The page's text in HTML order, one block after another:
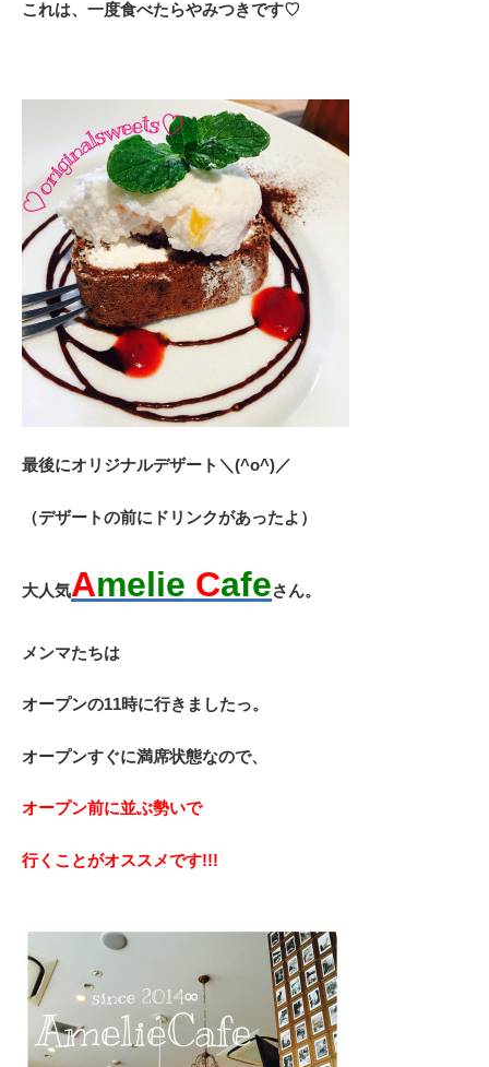
これは、一度食べたらやみつきです♡
最後にオリジナルデザート＼(^o^)／
（デザートの前にドリンクがあったよ）
大人気Amelie Cafeさん。
メンマたちは
オープンの11時に行きましたっ。
オープンすぐに満席状態なので、
オープン前に並ぶ勢いで
行くことがオススメです!!!